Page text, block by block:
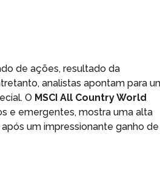
de ações, resultado da
analistas apontam para
O MSCI All Country World
e emergentes, mostra uma alta
após um impressionante ganho de